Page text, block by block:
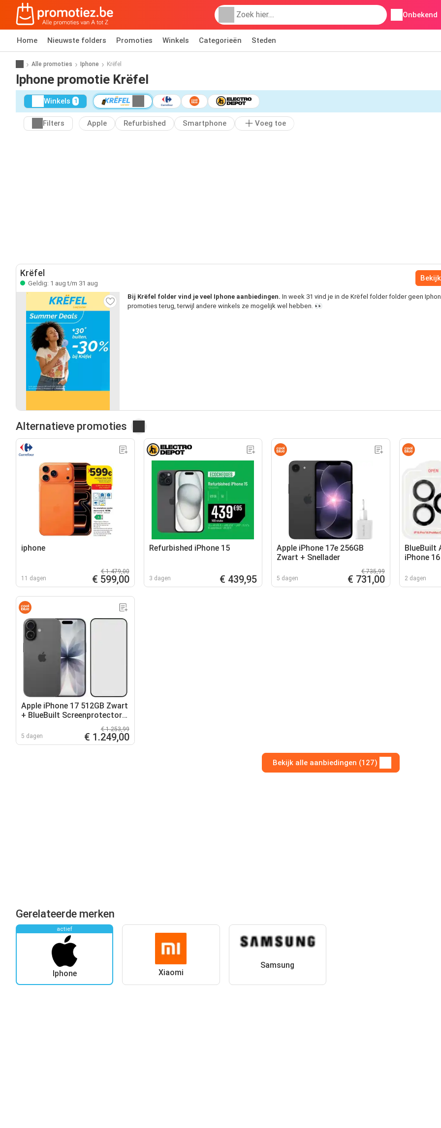
Onbekend
Home Nieuwste folders Promoties Winkels Categorieën Steden
Alle promoties Iphone Krëfel
Iphone promotie Krëfel
Winkels 1
Filters Apple Refurbished Smartphone Voeg toe
Krëfel
Geldig: 1 aug t/m 31 aug
Bij Krëfel folder vind je veel Iphone aanbiedingen. In week 31 vind je in de Krëfel folder folder geen
promoties terug, terwijl andere winkels ze mogelijk wel hebben. 👀
Alternatieve promoties
iphone
11 dagen
€ 1.479,00
€ 599,00
Refurbished iPhone 15
3 dagen € 439,95
Apple iPhone 17e 256GB
Zwart + Snellader
5 dagen
€ 735,99
€ 731,00
BlueBuilt
iPhone
Lot de 2
2 dagen
Apple iPhone 17 512GB Zwart
+ BlueBuilt Screenprotector
5 dagen
€ 1.253,99
€ 1.249,00
Bekijk alle aanbiedingen (127)
Gerelateerde merken
actief
Iphone Xiaomi
Samsung